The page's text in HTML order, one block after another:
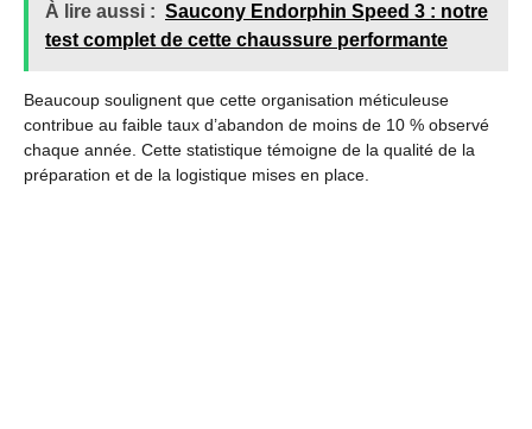
À lire aussi : Saucony Endorphin Speed 3 : notre
test complet de cette chaussure performante
Beaucoup soulignent que cette organisation méticuleuse
contribue au faible taux d’abandon de moins de 10 % observé
chaque année. Cette statistique témoigne de la qualité de la
préparation et de la logistique mises en place.